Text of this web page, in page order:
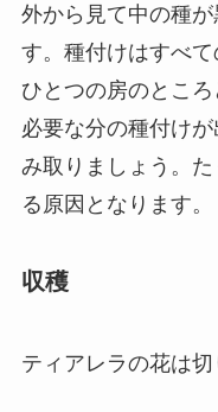
外から見て中の種
す。種付けはすべて
ひとつの房のところ
必要な分の種付け
み取りましょう。
る原因となります。
収穫
ティアレラの花は切